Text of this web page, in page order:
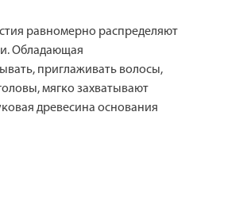
равномерно распределяют
Обладающая
приглаживать волосы,
мягко захватывают
древесина основания